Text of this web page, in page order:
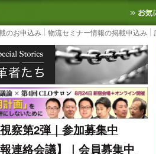
物流ニュースサイト
3PL, SCMなど国内外の
のお申込み 物流セミナー情報の掲載申込み
察第2弾｜参加募集中
連絡会議】｜会員募集中